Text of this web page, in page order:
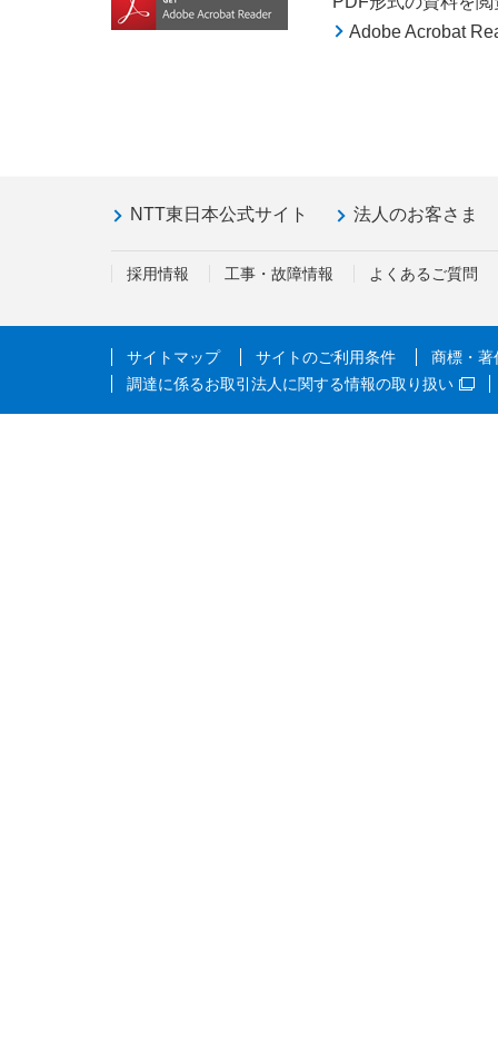
Adobe Acrobat
NTT東日本公式サイト 法人のお客さま
採用情報 工事・故障情報 よくあるご質問
サイトマップ サイトのご利用条件
商標・著
調達に係るお取引法人に関する情報の取り扱い